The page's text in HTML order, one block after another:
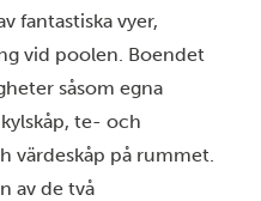
fantastiska vyer,
vid poolen. Boendet
såsom egna
te- och
värdeskåp på rummet.
av de två